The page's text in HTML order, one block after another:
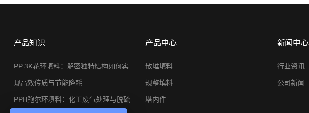
产品知识
PP 3K花环填料：解密独特结构如何实
现高效传质与节能降耗
PPH鲍尔环填料：化工废气处理与脱硫
产品中心
散堆填料
规整填料
塔内件
新闻中心
行业资讯
公司新闻